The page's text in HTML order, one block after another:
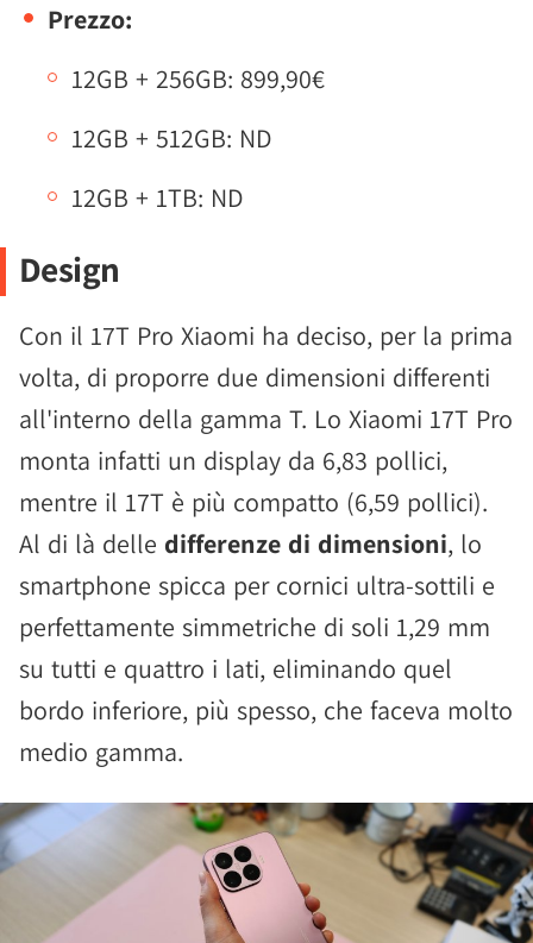
Prezzo:
12GB + 256GB: 899,90€
12GB + 512GB: ND
12GB + 1TB: ND
Design
Con il 17T Pro Xiaomi ha deciso, per la prima
volta, di proporre due dimensioni differenti
all'interno della gamma T. Lo Xiaomi 17T Pro
monta infatti un display da 6,83 pollici,
mentre il 17T è più compatto (6,59 pollici).
Al di là delle differenze di dimensioni, lo
smartphone spicca per cornici ultra-sottili e
perfettamente simmetriche di soli 1,29 mm
su tutti e quattro i lati, eliminando quel
bordo inferiore, più spesso, che faceva molto
medio gamma.